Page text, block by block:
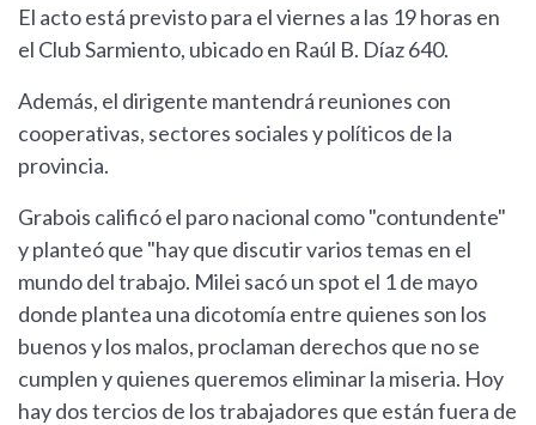
El acto está previsto para el viernes a las 19 horas en
el Club Sarmiento, ubicado en Raúl B. Díaz 640.
Además, el dirigente mantendrá reuniones con
cooperativas, sectores sociales y políticos de la
provincia.
Grabois calificó el paro nacional como "contundente"
y planteó que "hay que discutir varios temas en el
mundo del trabajo. Milei sacó un spot el 1 de mayo
donde plantea una dicotomía entre quienes son los
buenos y los malos, proclaman derechos que no se
cumplen y quienes queremos eliminar la miseria. Hoy
hay dos tercios de los trabajadores que están fuera de